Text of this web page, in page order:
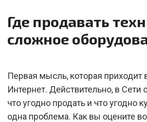
Где продавать
сложное
Первая мысль, которая приходит
Интернет. Действительно, в
что угодно продать и что угодно
одна проблема. Как вы оцените